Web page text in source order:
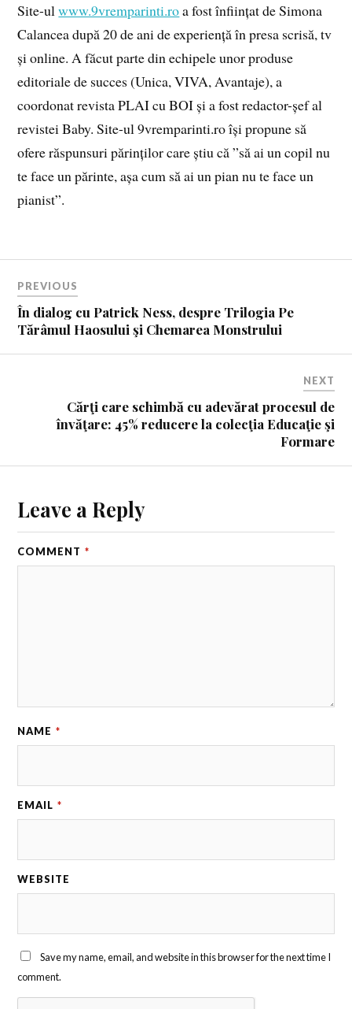
Site-ulwww.9vremparinti.roa fost înființat de Simona
Calancea după 20 de ani de experiență în presa scrisă, tv
și online. A făcut parte din echipele unor produse
editoriale de succes (Unica, VIVA, Avantaje), a
coordonat revista PLAI cu BOI și a fost redactor-șef al
revistei Baby. Site-ul 9vremparinti.ro își propune să
ofere răspunsuri părinților care știu că ”să ai un copil nu
te face un părinte, așa cum să ai un pian nu te face un
pianist”.
PREVIOUS
În dialog cu Patrick Ness, despre Trilogia Pe
Tărâmul Haosului şi Chemarea Monstrului
NEXT
Cărţi care schimbă cu adevărat procesul de
învăţare: 45% reducere la colecţia Educaţie şi
Formare
Leave a Reply
COMMENT *
NAME *
EMAIL *
WEBSITE
Save my name, email, and website in this browser for the next time I
comment.